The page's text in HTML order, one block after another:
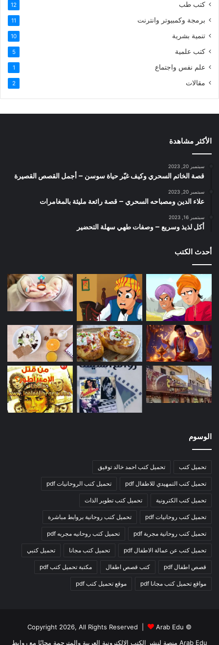
كتب طب 12
برمجة وكمبيوتر وانترنت 11
تنمية بشرية 10
كتب علمية 5
علم نفس واجتماع 1
مقالات 2
الأكثر مشاهدة
سبتمبر 20, 2023
قصة الخاتم السحري وكيف غيّر حياة سوسن – أجمل القصص القصيرة
سبتمبر 20, 2023
علاء الدين ومصباحه السحري – قصة رائعة مليئة بالمغامرات
سبتمبر 16, 2023
أكل لذيذ وسريع – وصفات طهي سهلة التحضير
أحدث الكتب
الوسوم
تحميل كتب تحميل كتب احمد خالد توفيق
تحميل كتب التمهيدي للاطفال pdf تحميل كتب الروحانيات pdf
تحميل كتب الكترونية تحميل كتب تطوير الذات
تحميل كتب روحانيات pdf تحميل كتب روحانية بروابط مباشرة
تحميل كتب روحانية مجربة pdf تحميل كتب روحانيه مجربه pdf
تحميل كتب عن عمالة الاطفال pdf تحميل كتب مجانا تحميل كتبي
قصص اطفال pdf كتب قصص اطفال مكتبة تحميل كتب pdf
مواقع تحميل كتب مجانا pdf موقع تحميل كتب pdf
© Copyright 2026, All Rights Reserved |
Arab Edu
Arab Edu منصة لنشر الكتب الإلكترونية العربية والمترجمة مجانًا مع روابط